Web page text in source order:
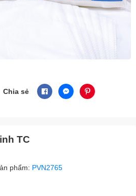
Chia sẻ
TC
phẩm: PVN2765